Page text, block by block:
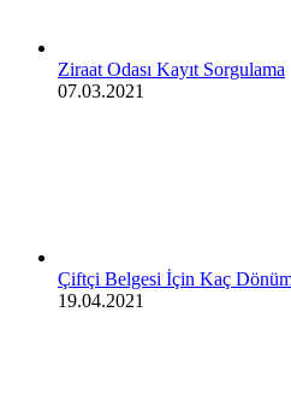
Ziraat Odası Kayıt Sorgulama
07.03.2021
Çiftçi Belgesi İçin Kaç
19.04.2021